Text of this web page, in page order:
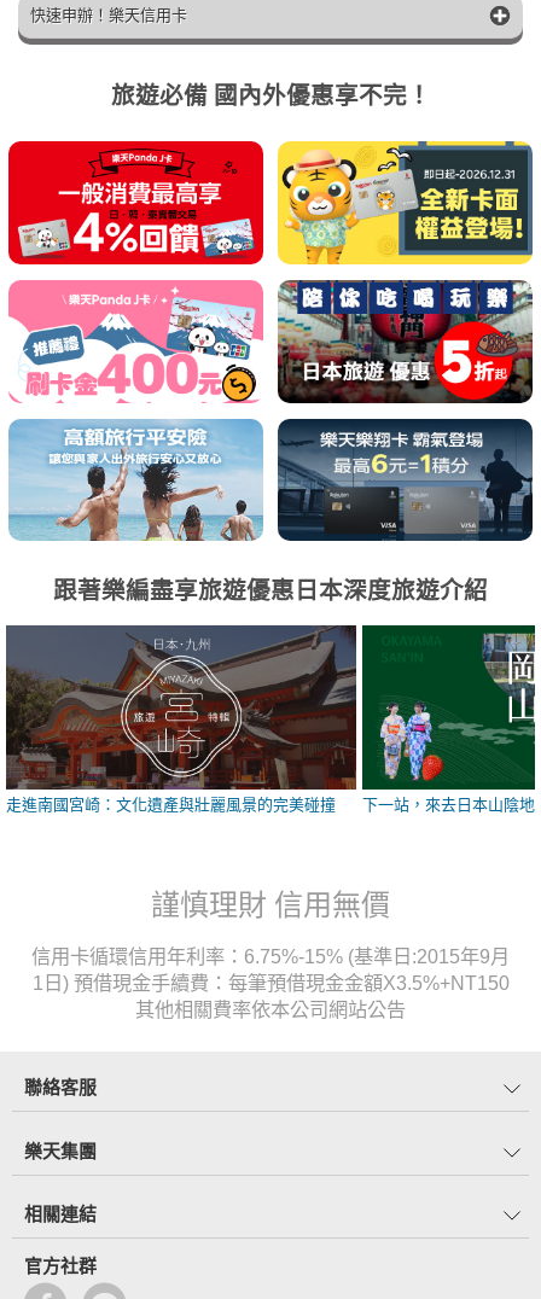
快速申辦！樂天信用卡
旅遊必備 國內外優惠享不完！
跟著樂編盡享旅遊優惠日本深度旅遊介紹
走進南國宮崎：文化遺產與壯麗風景的完美碰撞 下一站，來去日本山陰地
謹慎理財 信用無價
信用卡循環信用年利率：6.75%-15% (基準日:2015年9月
1日) 預借現金手續費：每筆預借現金金額X3.5%+NT150
其他相關費率依本公司網站公告
聯絡客服
樂天集團
相關連結
官方社群